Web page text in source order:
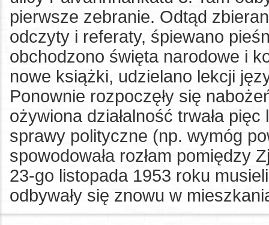
pierwsze zebranie. Odtąd
odczyty i referaty, śpiewano
obchodzono święta narodowe i
nowe książki, udzielano lekcji
Ponownie rozpoczęły się
ożywiona działalność trwała
sprawy polityczne (np. wymóg
spowodowała rozłam pomiędzy
23-go listopada 1953 roku
odbywały się znowu w